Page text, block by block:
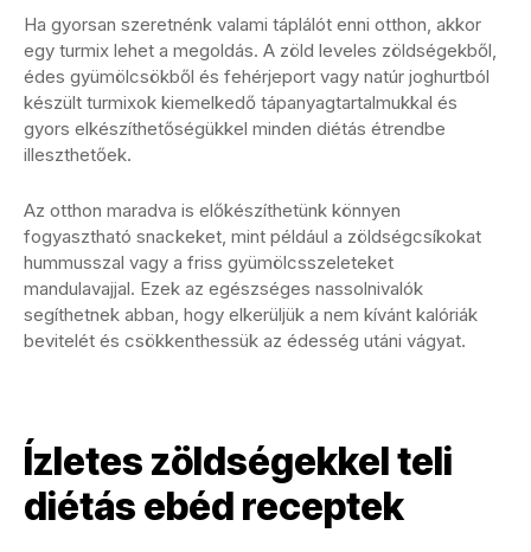
Ha gyorsan szeretnénk valami táplálót enni otthon, akkor
egy turmix lehet a megoldás. A zöld leveles zöldségekből,
édes gyümölcsökből és fehérjeport vagy natúr joghurtból
készült turmixok kiemelkedő tápanyagtartalmukkal és
gyors elkészíthetőségükkel minden diétás étrendbe
illeszthetőek.
Az otthon maradva is előkészíthetünk könnyen
fogyasztható snackeket, mint például a zöldségcsíkokat
hummusszal vagy a friss gyümölcsszeleteket
mandulavajjal. Ezek az egészséges nassolnivalók
segíthetnek abban, hogy elkerüljük a nem kívánt kalóriák
bevitelét és csökkenthessük az édesség utáni vágyat.
Ízletes zöldségekkel teli
diétás ebéd receptek